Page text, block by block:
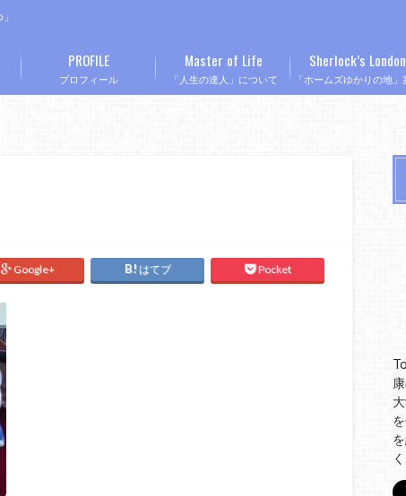
プロフィール
PROFILE
「人生の達人」について
Master of Life
「ホームズゆかりの地」
Sherlock’s London
Google+ はてブ Pocket